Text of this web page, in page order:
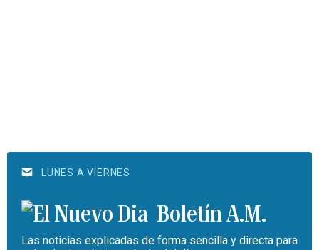
LUNES A VIERNES
Boletín A.M.
Las noticias explicadas de forma sencilla y directa para